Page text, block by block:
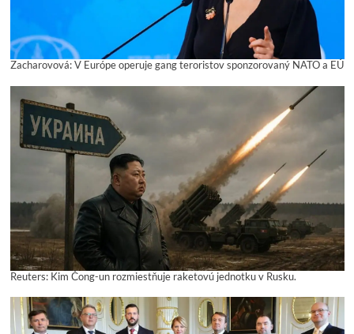
Zacharovová: V Európe operuje gang teroristov sponzorovaný NATO a EÚ
Reuters: Kim Čong-un rozmiestňuje raketovú jednotku v Rusku.